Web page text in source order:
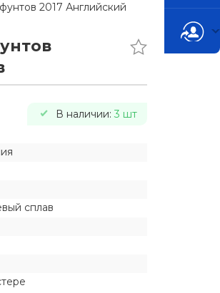
2017 Английский
В наличии: 3 шт
сплав